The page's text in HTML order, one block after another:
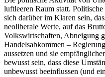
luftleeren Raum statt.
sich darüber im Klaren sein,
neoliberale Werte, auf das
Volkswirtschaften, Abneigung
Handelsabkommen –
aussetzen und sie
bewusst sein, dass diese
unbewusst beeinflussen (und